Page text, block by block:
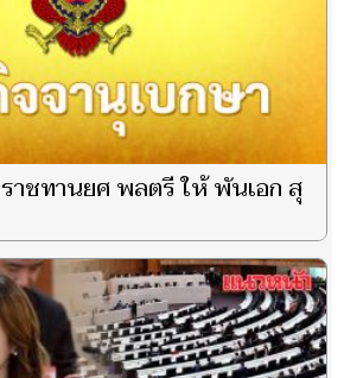
าชทานยศ พลตรี ให้ พันเอก สุ